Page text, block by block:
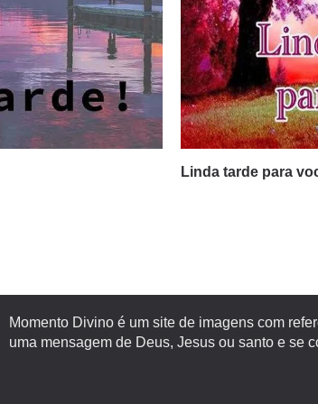
Linda tarde para
Momento Divino é um site de imagens com
uma mensagem de Deus, Jesus ou santo e se